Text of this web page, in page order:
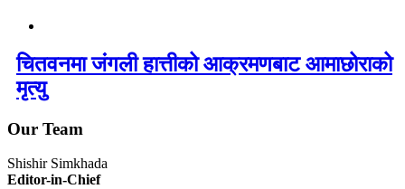
चितवनमा जंगली हात्तीको आक्रमणबाट आमाछोराको
मृत्यु
Our Team
Shishir Simkhada
Editor-in-Chief